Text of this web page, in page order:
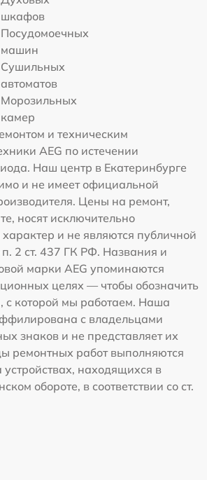
шкафов
Посудомоечных
машин
Сушильных
автоматов
Морозильных
камер
и техническим
AEG по истечении
Наш центр в Екатеринбурге
и не имеет официальной
Цены на ремонт,
носят исключительно
и не являются публичной
п. 2 ст. 437 ГК РФ. Названия и
марки AEG упоминаются
целях — чтобы обозначить
с которой мы работаем. Наша
с владельцами
знаков и не представляет их
ремонтных работ выполняются
находящихся в
обороте, в соответствии со ст.